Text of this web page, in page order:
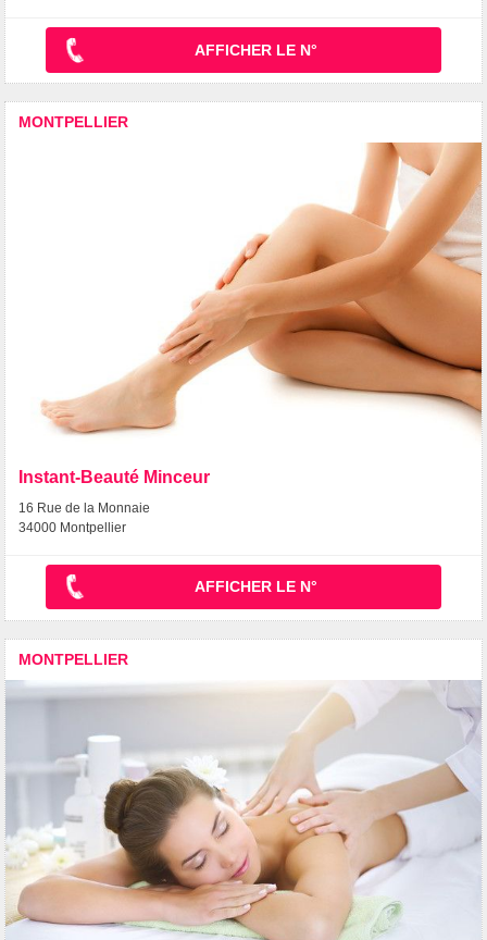
AFFICHER LE N°
MONTPELLIER
Instant-Beauté Minceur
16 Rue de la Monnaie
34000 Montpellier
AFFICHER LE N°
MONTPELLIER